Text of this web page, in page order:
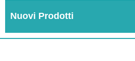
Nuovi Prodotti